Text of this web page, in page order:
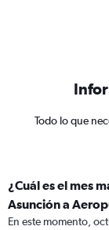
Todo lo que
¿Cuál es el mes
Asunción a
En este momento,